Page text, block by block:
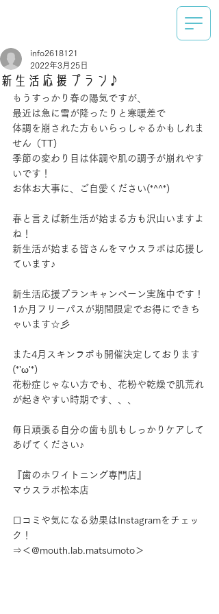
新生活応援プラン♪
info2618121
2022年3月25日
もうすっかり春の陽気ですが、
最近は急に雪が降ったりと寒暖差で
体調を崩された方もいらっしゃるかもしれま
せん（TT)
季節の変わり目は体調や肌の調子が崩れやす
いです！
お体お大事に、ご自愛ください(*^^*)
春と言えば新生活が始まる方も沢山いますよ
ね！
新生活が始まる皆さんをマウスラボは応援し
ています♪
新生活応援プランキャンペーン実施中です！
1か月フリーパスが期間限定でお得にできち
ゃいます☆彡
また4月スキンラボも開催決定しております
(*'ω'*)
花粉症じゃない方でも、花粉や乾燥で肌荒れ
が起きやすい時期です、、、
毎日頑張る自分の歯も肌もしっかりケアして
あげてください♪
『歯のホワイトニング専門店』
マウスラボ松本店
口コミや気になる効果はInstagramをチェッ
ク！
⇒＜@mouth.lab.matsumoto＞